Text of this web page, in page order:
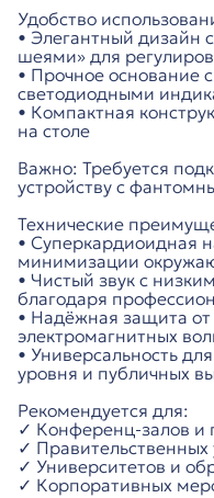
Удобство
• Элегантный дизайн
шеями» для
• Прочное основание
светодиодными
• Компактная
на столе
Важно: Требуется
устройству с
Технические
• Суперкардиоидная
минимизации
• Чистый звук с
благодаря
• Надёжная защита
электромагнитных
• Универсальность
уровня и публичных
Рекомендуется для:
✓ Конференц-залов и
✓
✓ Университетов и
✓ Корпоративных